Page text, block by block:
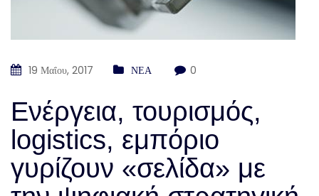
19 Μαΐου, 2017 ΝΕΑ 0
Ενέργεια, τουρισμός,
logistics, εμπόριο
γυρίζουν «σελίδα» με